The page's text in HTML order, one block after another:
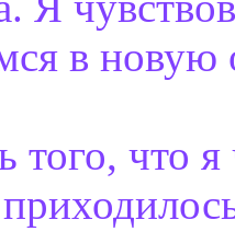
в новую
того, что